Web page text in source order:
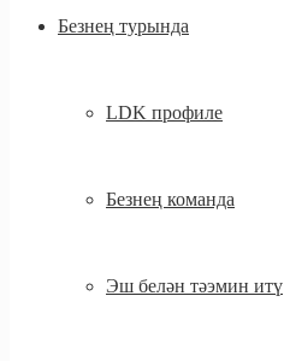
Безнең турында
LDK профиле
Безнең команда
Эш белән тәэмин итү